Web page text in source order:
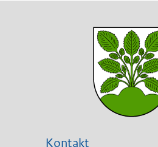
Kontakt